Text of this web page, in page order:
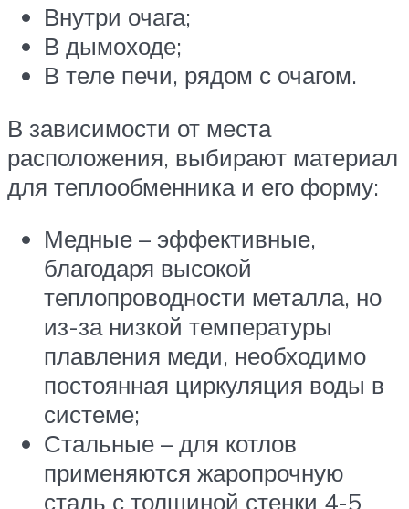
Внутри очага;
В дымоходе;
В теле печи, рядом с очагом.
В зависимости от места
расположения, выбирают материал
для теплообменника и его форму:
Медные – эффективные,
благодаря высокой
теплопроводности металла, но
из-за низкой температуры
плавления меди, необходимо
постоянная циркуляция воды в
системе;
Стальные – для котлов
применяются жаропрочную
сталь с толщиной стенки 4-5